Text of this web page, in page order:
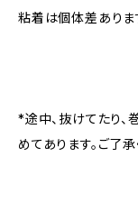
粘着は個体差ありま
*途中、抜けてたり、
めてあります。ご了